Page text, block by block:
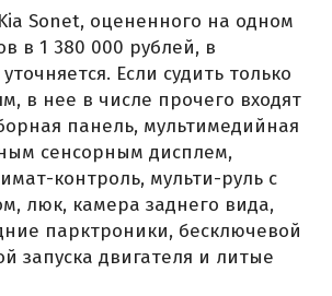
Sonet, оцененного на одном
в 1 380 000 рублей, в
Если судить только
в нее в числе прочего входят
панель, мультимедийная
сенсорным дисплем,
контроль, мульти-руль с
люк, камера заднего вида,
парктроники, бесключевой
запуска двигателя и литые